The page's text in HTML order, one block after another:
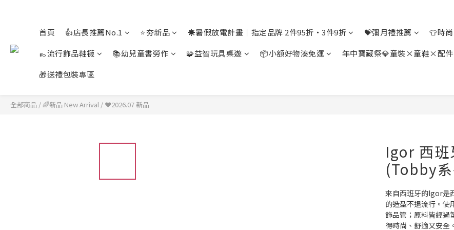
首頁 👍店長推薦No.1 ⭐夯新品 ☀️暑假放電計畫｜指定品牌 2件95折・3件9折 💝彌月禮推薦
👕時
👞流行飾品鞋襪
📚幼兒童書勞作 🧩益智玩具桌遊 📦小額好物湊免運
年中寶藏祭💎童裝×童鞋×配件
🎁送禮包裝專區
全部商品 / 🌈新品 New Arrival / ❤️2026.07 新品
Igor 西班
(Tobby
來自西班牙的Igor是
的造型不退流行。使
飾品管；原料皆經過
得時尚、舒適又安全。